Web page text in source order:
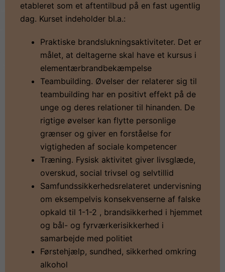
etableret som et aftentilbud på en fast ugentlig
dag. Kurset indeholder bl.a.:
Praktiske brandslukningsaktiviteter. Det er
målet, at deltagerne skal have et kursus i
elementærbrandbekæmpelse
Teambuilding. Øvelser der relaterer sig til
teambuilding har en positivt effekt på de
unge og deres relationer til hinanden. De
rigtige øvelser kan flytte personlige
grænser og giver en forståelse for
vigtigheden af sociale kompetencer
Træning. Fysisk aktivitet giver livsglæde,
overskud, social trivsel og selvtillid
Samfundssikkerhedsrelateret undervisning
om eksempelvis konsekvenserne af falske
opkald til 1-1-2 , brandsikkerhed i hjemmet
og bål- og fyrværkerisikkerhed i
samarbejde med politiet
Førstehjælp, sundhed, sikkerhed omkring
alkohol